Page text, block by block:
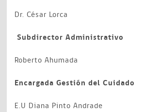
Dr. César Lorca
Subdirector Administrativo
Roberto Ahumada
Encargada Gestión del Cuidado
E.U Diana Pinto Andrade